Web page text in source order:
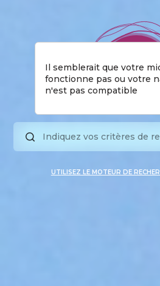
Il semblerait que votre
fonctionne pas ou votre
n'est pas compatible
UTILISEZ LE MOTEUR DE